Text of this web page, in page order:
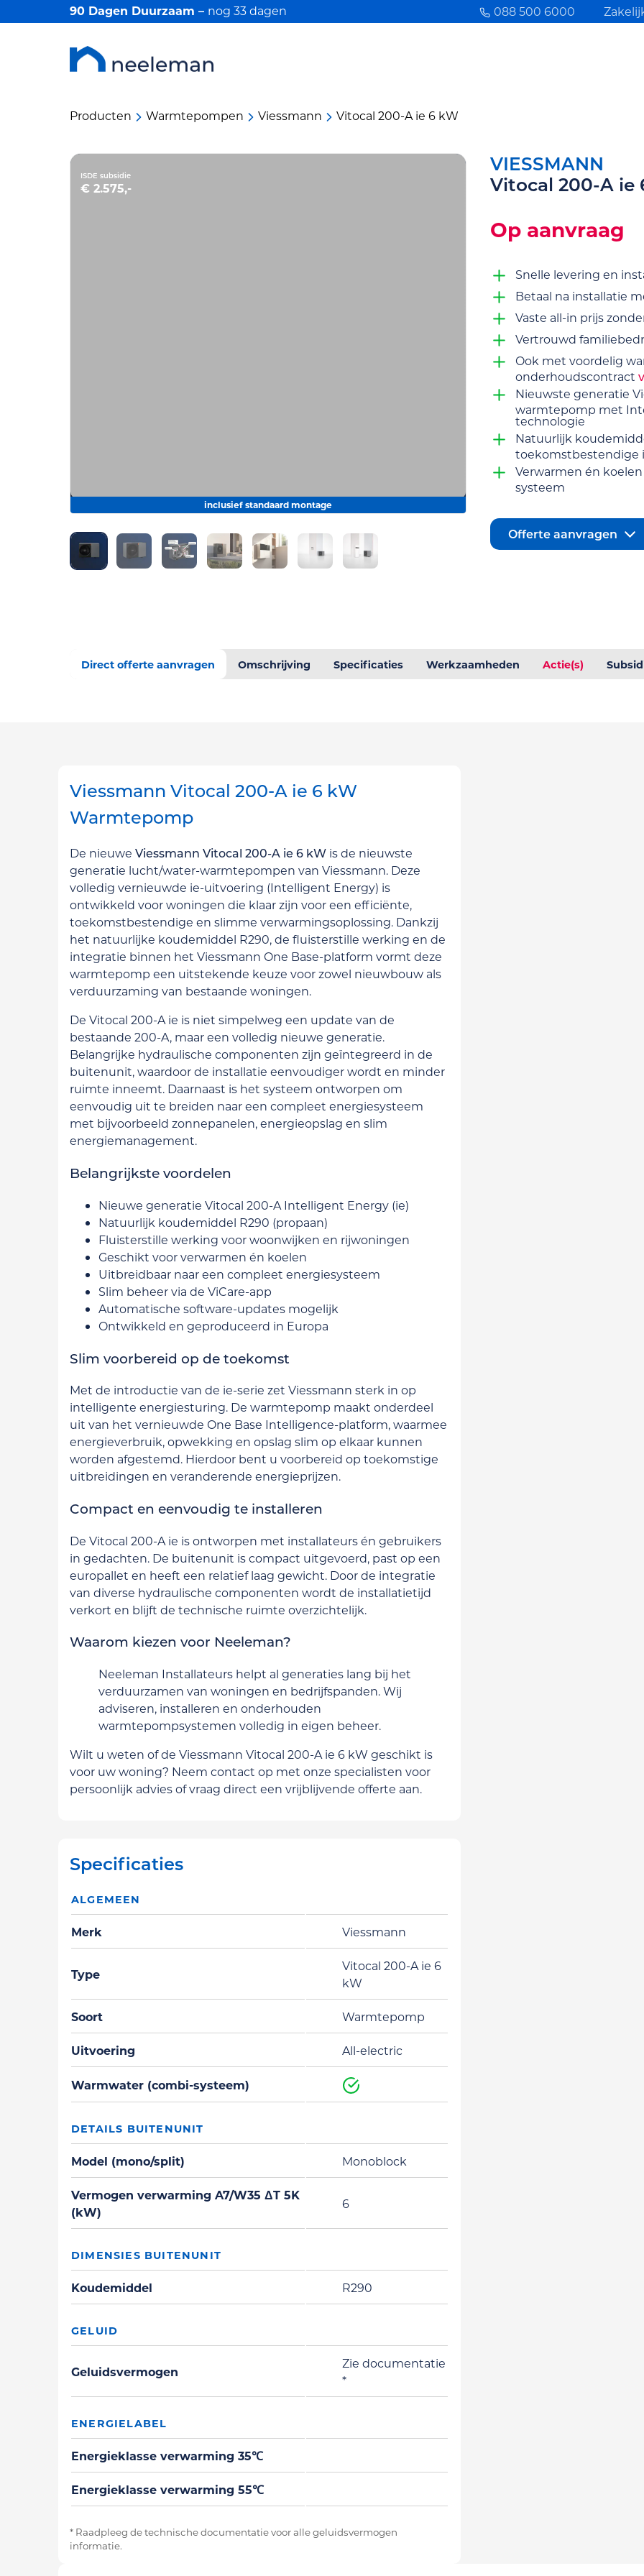
90 Dagen Duurzaam – nog 33dagen 088 500 6000
Producten Warmtepompen Viessmann Vitocal 200-A ie 6 kW
ISDE subsidie
€ 2.575,-
inclusief standaard montage
VIESSMANN
Vitocal 200-A ie
Op aanvraag
Snelle levering en
Betaal na installatie
Vaste all-in prijs
Vertrouwd
Ook met voordelig
onderhoudscontract
Nieuwste generatie
warmtepomp met
technologie
Natuurlijk
toekomstbestendige
Verwarmen én
systeem
Offerte aanvragen
Direct offerte aanvragen Omschrijving Specificaties Werkzaamheden Actie(s)
Viessmann Vitocal 200-A ie 6 kW
Warmtepomp
De nieuwe Viessmann Vitocal 200-A ie 6 kW is de nieuwste
generatie lucht/water-warmtepompen van Viessmann. Deze
volledig vernieuwde ie-uitvoering (Intelligent Energy) is
ontwikkeld voor woningen die klaar zijn voor een efficiënte,
toekomstbestendige en slimme verwarmingsoplossing. Dankzij
het natuurlijke koudemiddel R290, de fluisterstille werking en de
integratie binnen het Viessmann One Base-platform vormt deze
warmtepomp een uitstekende keuze voor zowel nieuwbouw als
verduurzaming van bestaande woningen.
De Vitocal 200-A ie is niet simpelweg een update van de
bestaande 200-A, maar een volledig nieuwe generatie.
Belangrijke hydraulische componenten zijn geïntegreerd in de
buitenunit, waardoor de installatie eenvoudiger wordt en minder
ruimte inneemt. Daarnaast is het systeem ontworpen om
eenvoudig uit te breiden naar een compleet energiesysteem
met bijvoorbeeld zonnepanelen, energieopslag en slim
energiemanagement.
Belangrijkste voordelen
Nieuwe generatie Vitocal 200-A Intelligent Energy (ie)
Natuurlijk koudemiddel R290 (propaan)
Fluisterstille werking voor woonwijken en rijwoningen
Geschikt voor verwarmen én koelen
Uitbreidbaar naar een compleet energiesysteem
Slim beheer via de ViCare-app
Automatische software-updates mogelijk
Ontwikkeld en geproduceerd in Europa
Slim voorbereid op de toekomst
Met de introductie van de ie-serie zet Viessmann sterk in op
intelligente energiesturing. De warmtepomp maakt onderdeel
uit van het vernieuwde One Base Intelligence-platform, waarmee
energieverbruik, opwekking en opslag slim op elkaar kunnen
worden afgestemd. Hierdoor bent u voorbereid op toekomstige
uitbreidingen en veranderende energieprijzen.
Compact en eenvoudig te installeren
De Vitocal 200-A ie is ontworpen met installateurs én gebruikers
in gedachten. De buitenunit is compact uitgevoerd, past op een
europallet en heeft een relatief laag gewicht. Door de integratie
van diverse hydraulische componenten wordt de installatietijd
verkort en blijft de technische ruimte overzichtelijk.
Waarom kiezen voor Neeleman?
Neeleman Installateurs helpt al generaties lang bij het
verduurzamen van woningen en bedrijfspanden. Wij
adviseren, installeren en onderhouden
warmtepompsystemen volledig in eigen beheer.
Wilt u weten of de Viessmann Vitocal 200-A ie 6 kW geschikt is
voor uw woning? Neem contact op met onze specialisten voor
persoonlijk advies of vraag direct een vrijblijvende offerte aan.
Specificaties
ALGEMEEN
Merk Viessmann
Type
Vitocal 200-A ie 6
kW
Soort Warmtepomp
Uitvoering All-electric
Warmwater (combi-systeem)
DETAILS BUITENUNIT
Model (mono/split) Monoblock
Vermogen verwarming A7/W35 ΔT 5K
(kW)
6
DIMENSIES BUITENUNIT
Koudemiddel R290
GELUID
Geluidsvermogen
Zie documentatie
*
ENERGIELABEL
Energieklasse verwarming 35℃
Energieklasse verwarming 55℃
* Raadpleeg de technische documentatie voor alle geluidsvermogen
informatie.